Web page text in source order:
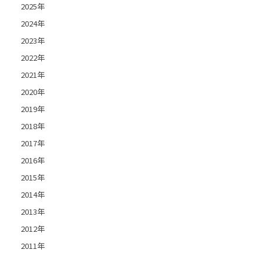
2025年
2024年
2023年
2022年
2021年
2020年
2019年
2018年
2017年
2016年
2015年
2014年
2013年
2012年
2011年